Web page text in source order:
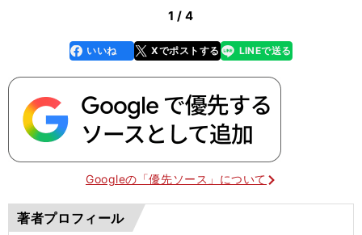
1 / 4
faceboo
k
いいね Xでポストする
line LINEで送る
Googleの「優先ソース」について
著者プロフィール